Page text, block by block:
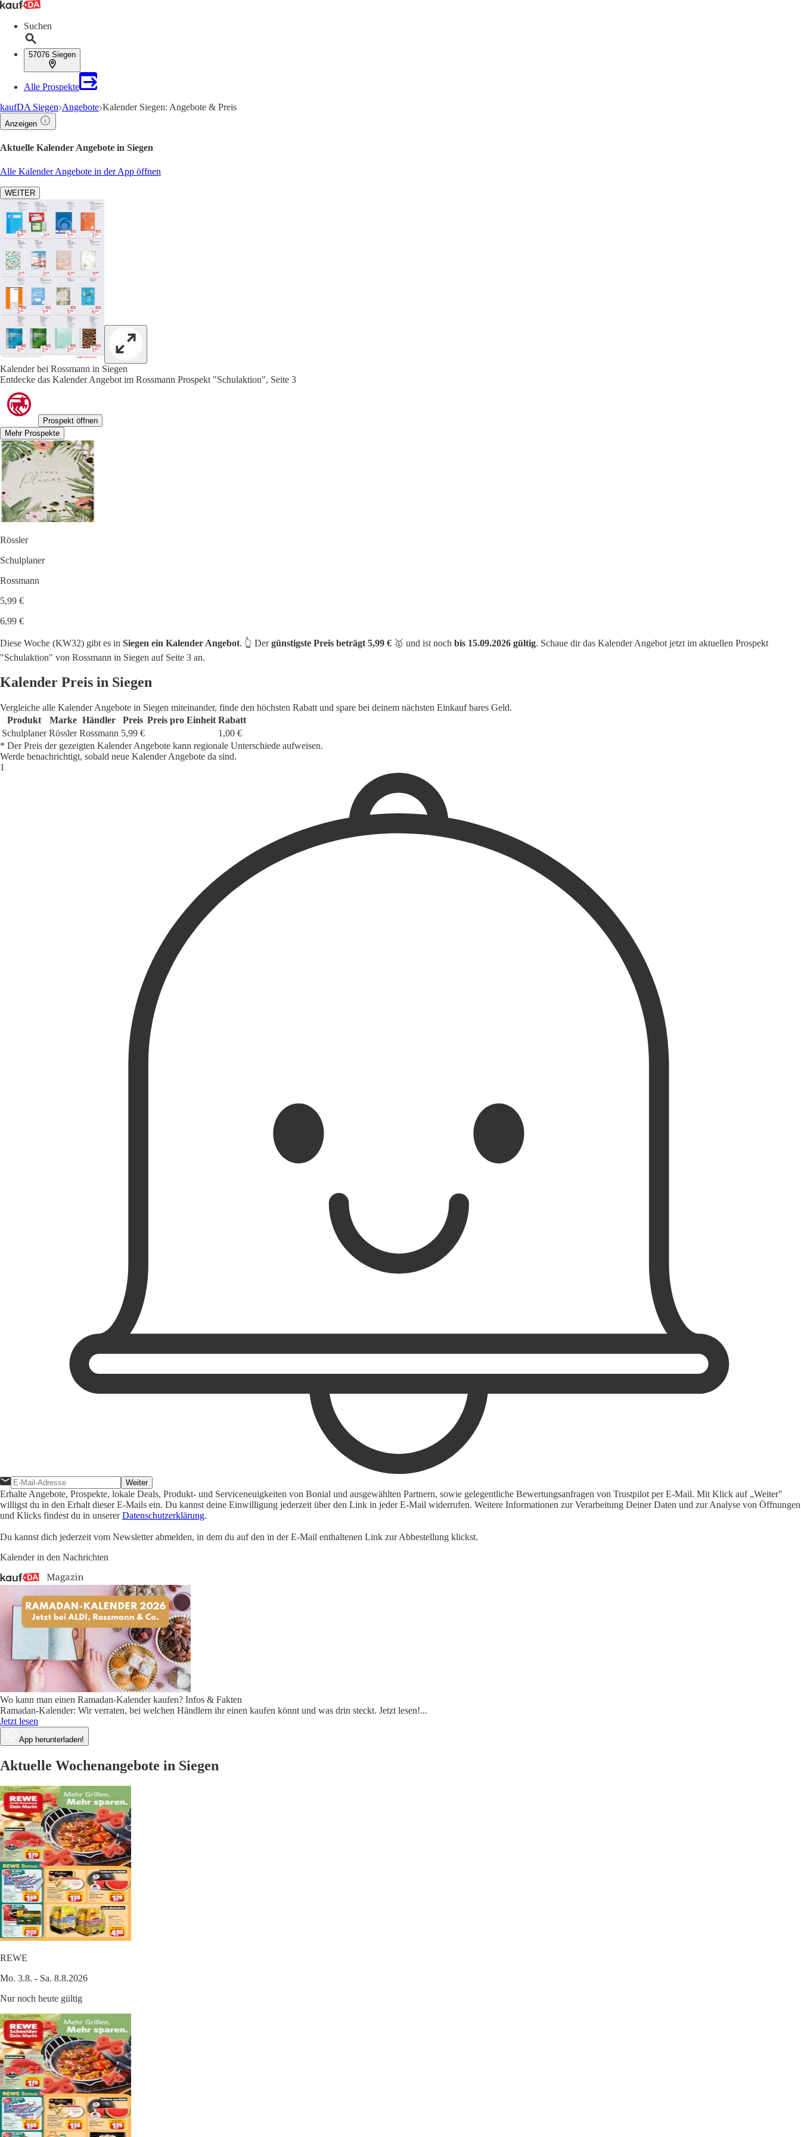
Suchen
57076 Siegen
Alle Prospekte
kaufDA Siegen Angebote Kalender Siegen: Angebote & Preis
Anzeigen
Aktuelle Kalender Angebote in Siegen
Alle Kalender Angebote in der App öffnen
WEITER
Kalender bei Rossmann in Siegen
Entdecke das Kalender Angebot im Rossmann Prospekt "Schulaktion", Seite 3
Prospekt öffnen
Mehr Prospekte
Rössler
Schulplaner
Rossmann
5,99 €
6,99 €
Diese Woche (KW32) gibt es in Siegen ein Kalender Angebot. 👆 Dergünstigste Preis beträgt 5,99 € 🥇 und ist noch bis 15.09.2026 gültig. Schaue dir das Kalender Angebot jetzt im aktuellen Prospekt
"Schulaktion" von Rossmann in Siegen auf Seite 3 an.
Kalender Preis in Siegen
Vergleiche alle Kalender Angebote in Siegen miteinander, finde den höchsten Rabatt und spare bei deinem nächsten Einkauf bares Geld.
Produkt
Marke Händler Preis Preis pro Einheit Rabatt
Schulplaner Rössler Rossmann 5,99 €
1,00 €
* Der Preis der gezeigten Kalender Angebote kann regionale Unterschiede aufweisen.
Werde benachrichtigt, sobald neue Kalender Angebote da sind.
1
Weiter
Erhalte Angebote, Prospekte, lokale Deals, Produkt- und Serviceneuigkeiten von Bonial und ausgewählten Partnern, sowie gelegentliche Bewertungsanfragen von Trustpilot per E-Mail. Mit Klick auf „Weiter"
willigst du in den Erhalt dieser E-Mails ein. Du kannst deine Einwilligung jederzeit über den Link in jeder E-Mail widerrufen. Weitere Informationen zur Verarbeitung Deiner Daten und zur Analyse von Öffnungen
und Klicks findest du in unsererDatenschutzerklärung.
Du kannst dich jederzeit vom Newsletter abmelden, in dem du auf den in der E-Mail enthaltenen Link zur Abbestellung klickst.
Kalender in den Nachrichten
Wo kann man einen Ramadan-Kalender kaufen? Infos & Fakten
Ramadan-Kalender: Wir verraten, bei welchen Händlern ihr einen kaufen könnt und was drin steckt. Jetzt lesen!...
Jetzt lesen
App herunterladen!
Aktuelle Wochenangebote in Siegen
REWE
Mo. 3.8. - Sa. 8.8.2026
Nur noch heute gültig